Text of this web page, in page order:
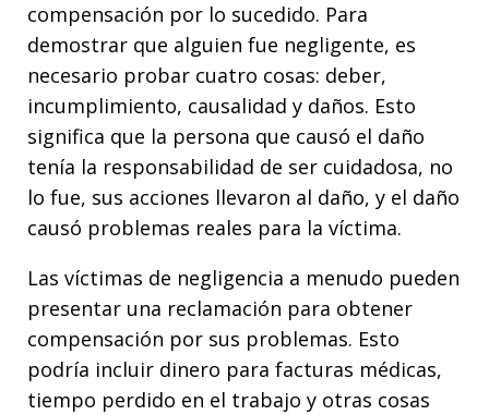
compensación por lo sucedido. Para
demostrar que alguien fue negligente, es
necesario probar cuatro cosas: deber,
incumplimiento, causalidad y daños. Esto
significa que la persona que causó el daño
tenía la responsabilidad de ser cuidadosa, no
lo fue, sus acciones llevaron al daño, y el daño
causó problemas reales para la víctima.
Las víctimas de negligencia a menudo pueden
presentar una reclamación para obtener
compensación por sus problemas. Esto
podría incluir dinero para facturas médicas,
tiempo perdido en el trabajo y otras cosas